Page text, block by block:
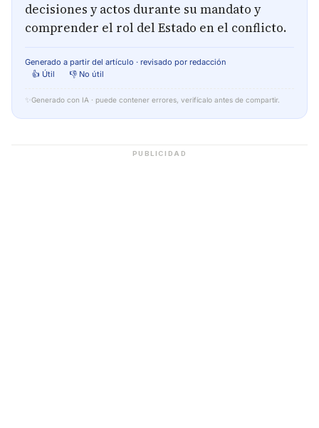
decisiones y actos durante su mandato y
comprender el rol del Estado en el conflicto.
Generado a partir del artículo · revisado por redacción
👍 Útil
👎 No útil
✨ Generado con IA · puede contener errores, verifícalo antes de compartir.
PUBLICIDAD